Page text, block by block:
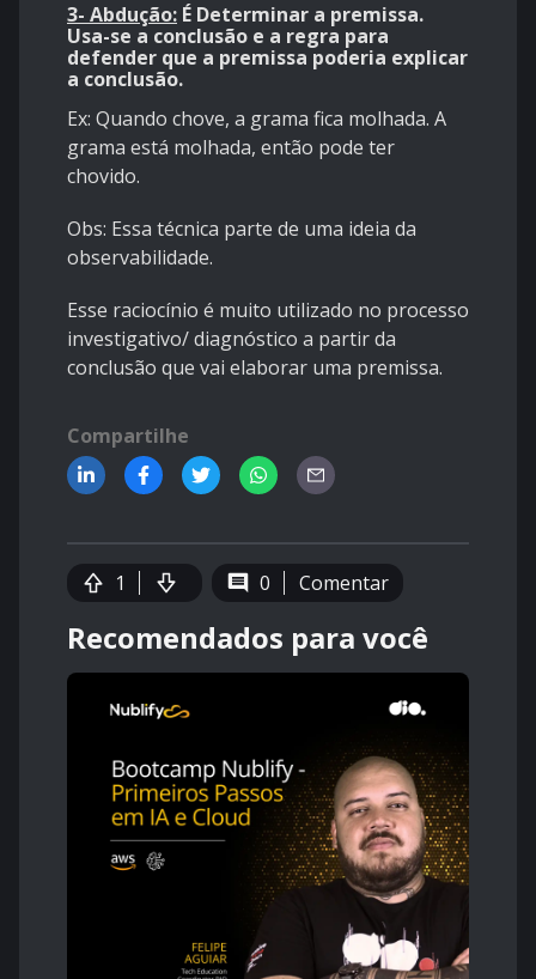
3- Abdução: É Determinar a premissa.
Usa-se a conclusão e a regra para
defender que a premissa poderia explicar
a conclusão.
Ex: Quando chove, a grama fica molhada. A
grama está molhada, então pode ter
chovido.
Obs: Essa técnica parte de uma ideia da
observabilidade.
Esse raciocínio é muito utilizado no processo
investigativo/ diagnóstico a partir da
conclusão que vai elaborar uma premissa.
Compartilhe
1 0 Comentar
Recomendados para você